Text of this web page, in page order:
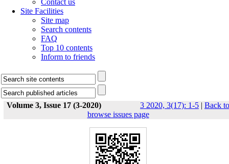
Contact us
Site Facilities
Site map
Search contents
FAQ
Top 10 contents
Inform to friends
Volume 3, Issue 17 (3-2020) 3 2020, 3(17): 1-5 | Back to
browse issues page